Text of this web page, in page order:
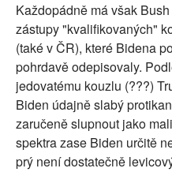
Každopádně má však
zástupy "kvalifikovaných"
(také v ČR), které Bidena
pohrdavě odepisovaly.
jedovatému kouzlu (???)
Biden údajně slabý
zaručeně slupnout jako
spektra zase Biden určitě
prý není dostatečně